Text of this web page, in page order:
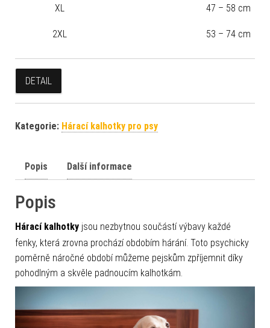
XL 47 – 58 cm
2XL 53 – 74 cm
DETAIL
Kategorie: Hárací kalhotky pro psy
Popis Další informace
Popis
Hárací kalhotky jsou nezbytnou součástí výbavy každé
fenky, která zrovna prochází obdobím hárání. Toto psychicky
poměrně náročné období můžeme pejskům zpříjemnit díky
pohodlným a skvěle padnoucím kalhotkám.